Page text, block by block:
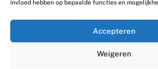
invloed hebben op bepaalde functies en
Accepteren
Weigeren
3447 GM Woerden